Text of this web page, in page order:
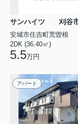
安城市住吉町荒曽根
2DK (36.40㎡)
5.5万円
アパート